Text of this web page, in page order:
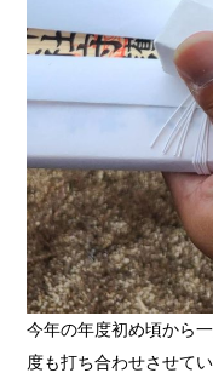
今年の年度初め頃から
度も打ち合わせさせて